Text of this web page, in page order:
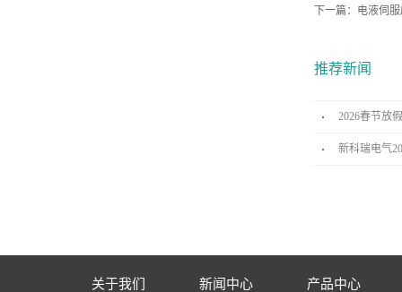
下一篇： 电液伺
推荐新闻
2026春节放
新科瑞电气
关于我们 新闻中心 产品中心